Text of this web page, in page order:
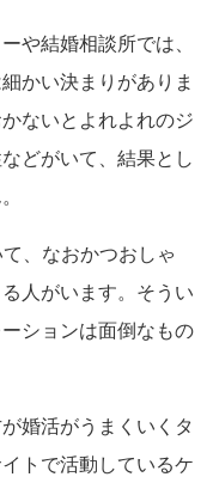
や結婚相談所では、
かい決まりがありま
ないとよれよれのジ
どがいて、結果とし
、なおかつおしゃ
人がいます。そうい
ションは面倒なもの
婚活がうまくいくタ
トで活動しているケ